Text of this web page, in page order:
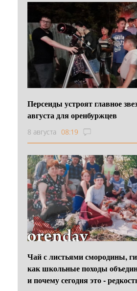
Персеиды устроят главное
августа для оренбуржцев
8 августа 08:19
Чай с листьями смородины,
как школьные походы
и почему сегодня это -